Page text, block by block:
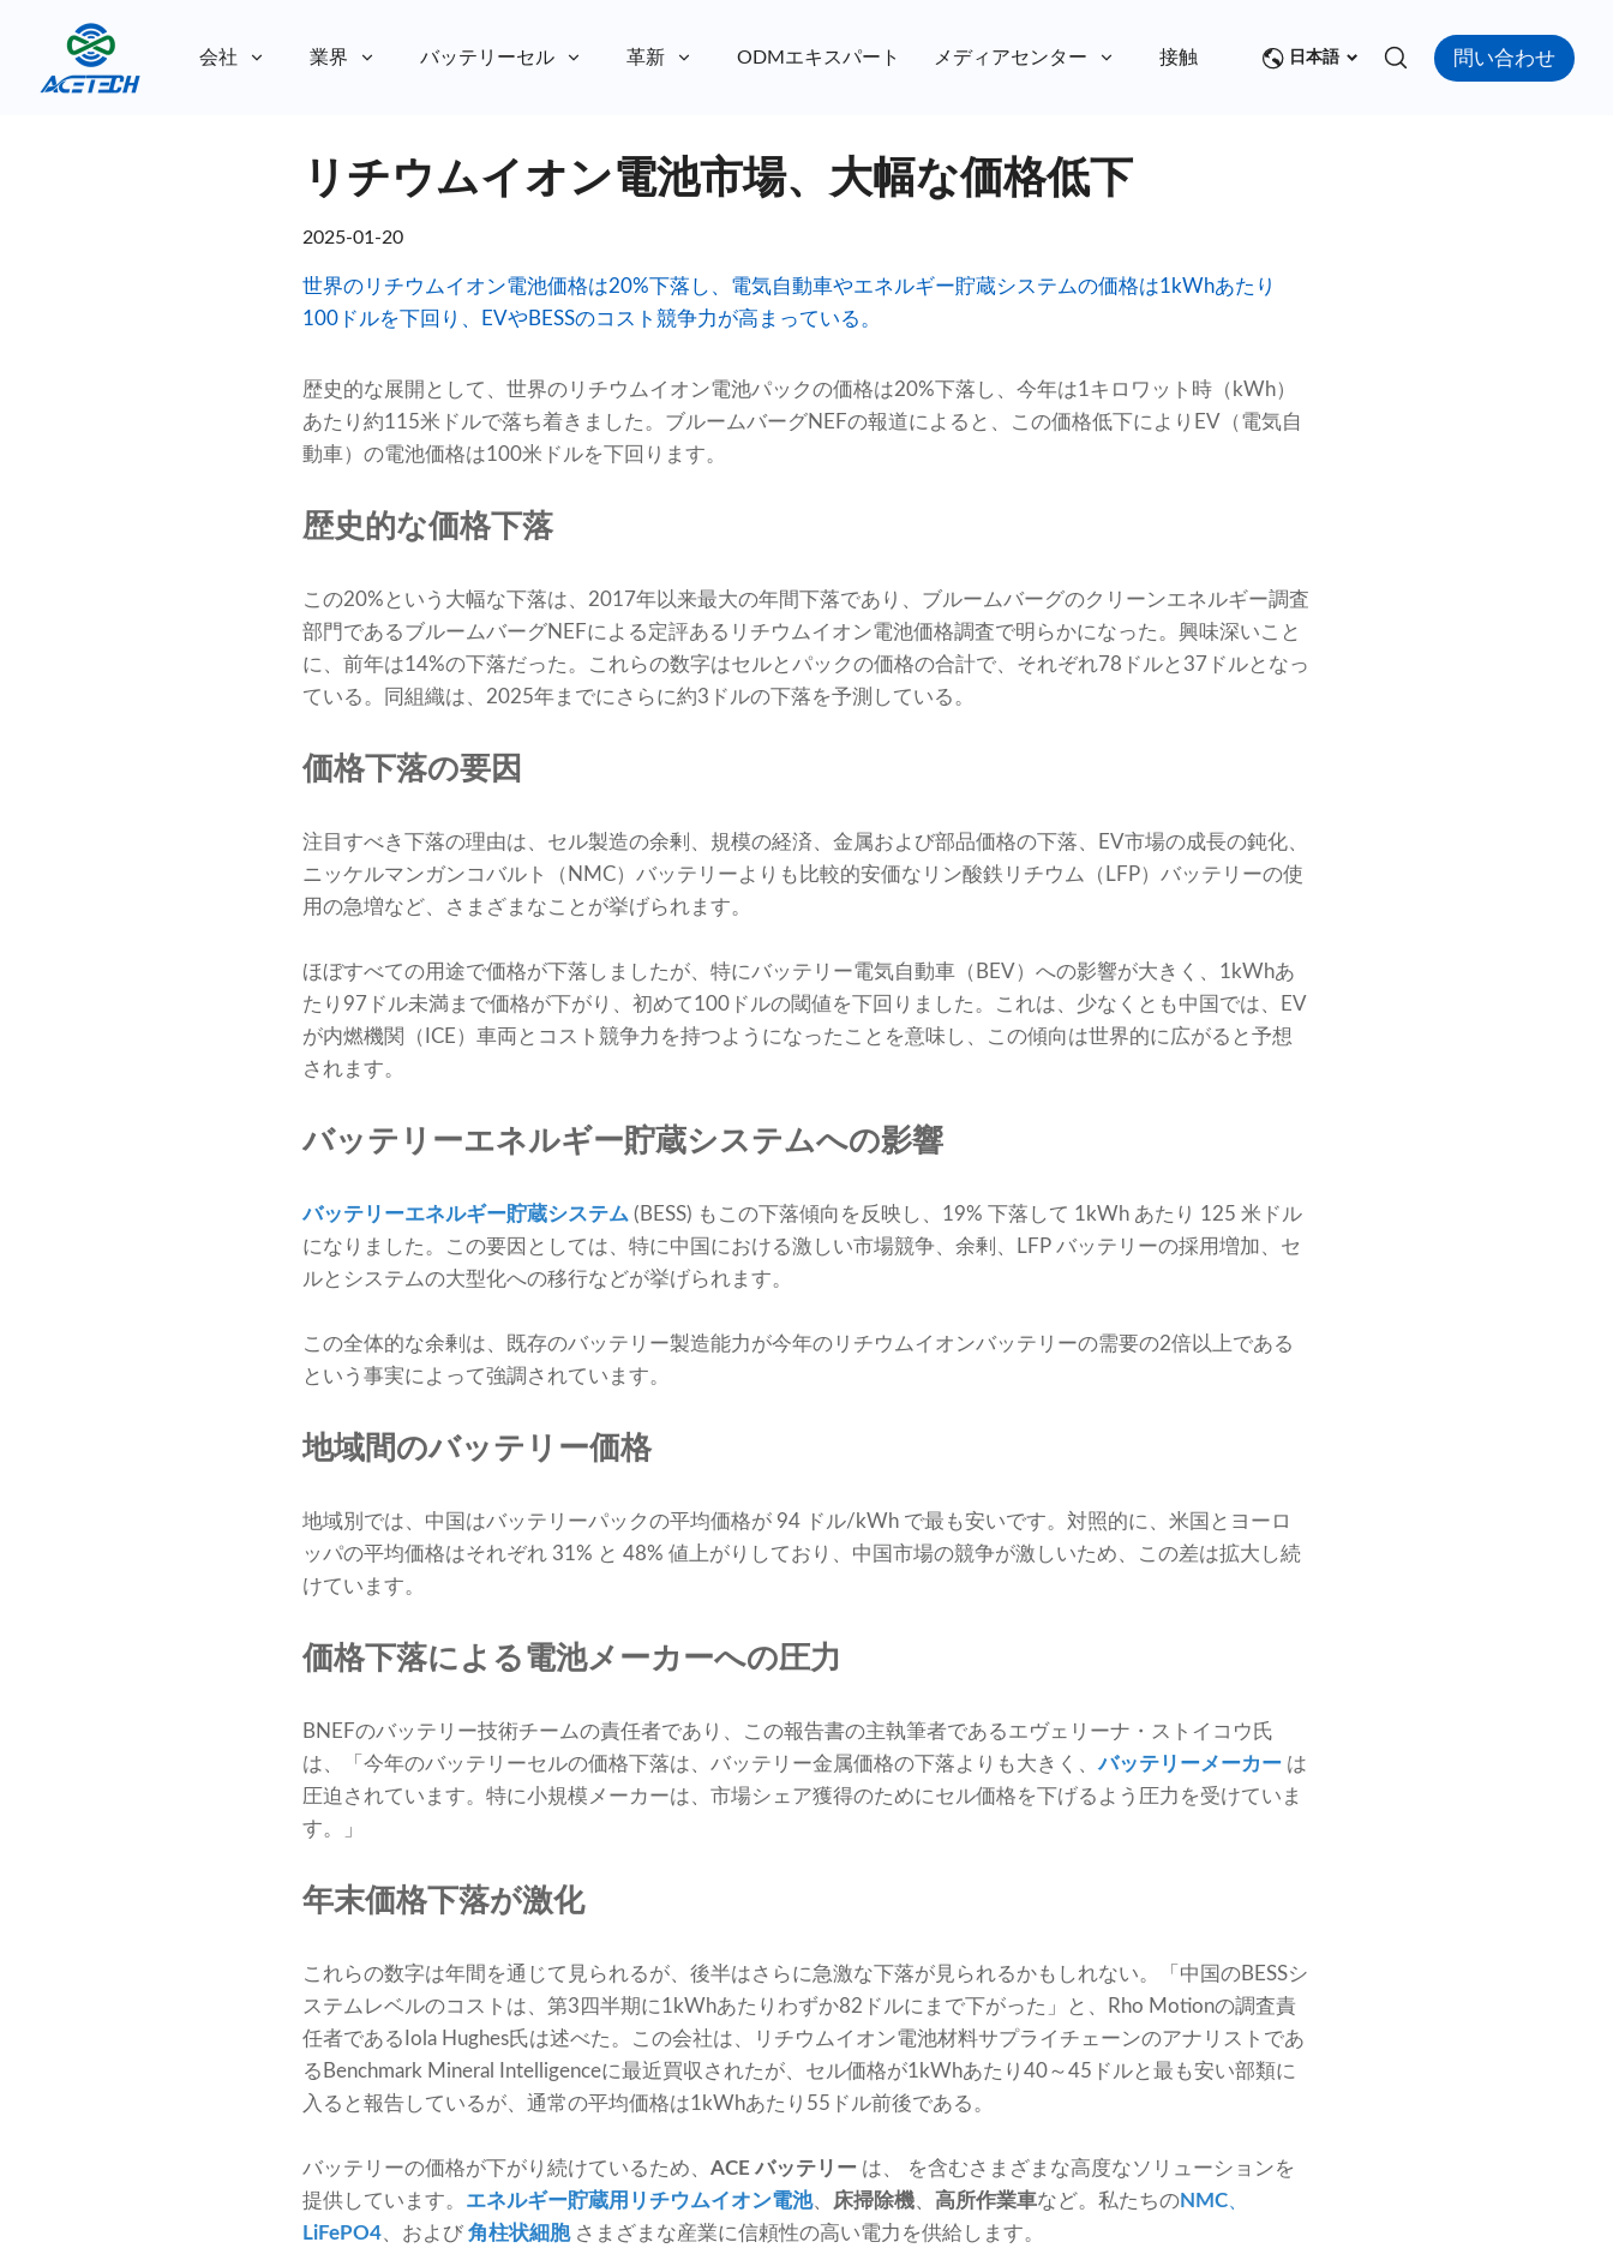
会社 業界 バッテリーセル 革新 ODMエキスパート メディアセンター 接触 日本語 問い合わせ
リチウムイオン電池市場、大幅な価格低下
2025-01-20
世界のリチウムイオン電池価格は20%下落し、電気自動車やエネルギー貯蔵システムの価格は1kWhあたり
100ドルを下回り、EVやBESSのコスト競争力が高まっている。
歴史的な展開として、世界のリチウムイオン電池パックの価格は20%下落し、今年は1キロワット時（kWh）
あたり約115米ドルで落ち着きました。ブルームバーグNEFの報道によると、この価格低下によりEV（電気自
動車）の電池価格は100米ドルを下回ります。
歴史的な価格下落
この20%という大幅な下落は、2017年以来最大の年間下落であり、ブルームバーグのクリーンエネルギー調査
部門であるブルームバーグNEFによる定評あるリチウムイオン電池価格調査で明らかになった。興味深いこと
に、前年は14%の下落だった。これらの数字はセルとパックの価格の合計で、それぞれ78ドルと37ドルとなっ
ている。同組織は、2025年までにさらに約3ドルの下落を予測している。
価格下落の要因
注目すべき下落の理由は、セル製造の余剰、規模の経済、金属および部品価格の下落、EV市場の成長の鈍化、
ニッケルマンガンコバルト（NMC）バッテリーよりも比較的安価なリン酸鉄リチウム（LFP）バッテリーの使
用の急増など、さまざまなことが挙げられます。
ほぼすべての用途で価格が下落しましたが、特にバッテリー電気自動車（BEV）への影響が大きく、1kWhあ
たり97ドル未満まで価格が下がり、初めて100ドルの閾値を下回りました。これは、少なくとも中国では、EV
が内燃機関（ICE）車両とコスト競争力を持つようになったことを意味し、この傾向は世界的に広がると予想
されます。
バッテリーエネルギー貯蔵システムへの影響
バッテリーエネルギー貯蔵システム (BESS) もこの下落傾向を反映し、19% 下落して 1kWh あたり 125 米ドル
になりました。この要因としては、特に中国における激しい市場競争、余剰、LFP バッテリーの採用増加、セ
ルとシステムの大型化への移行などが挙げられます。
この全体的な余剰は、既存のバッテリー製造能力が今年のリチウムイオンバッテリーの需要の2倍以上である
という事実によって強調されています。
地域間のバッテリー価格
地域別では、中国はバッテリーパックの平均価格が 94 ドル/kWh で最も安いです。対照的に、米国とヨーロ
ッパの平均価格はそれぞれ 31% と 48% 値上がりしており、中国市場の競争が激しいため、この差は拡大し続
けています。
価格下落による電池メーカーへの圧力
BNEFのバッテリー技術チームの責任者であり、この報告書の主執筆者であるエヴェリーナ・ストイコウ氏
は、「今年のバッテリーセルの価格下落は、バッテリー金属価格の下落よりも大きく、バッテリーメーカー は
圧迫されています。特に小規模メーカーは、市場シェア獲得のためにセル価格を下げるよう圧力を受けていま
す。」
年末価格下落が激化
これらの数字は年間を通じて見られるが、後半はさらに急激な下落が見られるかもしれない。「中国のBESSシ
ステムレベルのコストは、第3四半期に1kWhあたりわずか82ドルにまで下がった」と、Rho Motionの調査責
任者であるIola Hughes氏は述べた。この会社は、リチウムイオン電池材料サプライチェーンのアナリストであ
るBenchmark Mineral Intelligenceに最近買収されたが、セル価格が1kWhあたり40～45ドルと最も安い部類に
入ると報告しているが、通常の平均価格は1kWhあたり55ドル前後である。
バッテリーの価格が下がり続けているため、 ACE バッテリー は、 を含むさまざまな高度なソリューションを
提供しています。 エネルギー貯蔵用リチウムイオン電池、 床掃除機 高所作業車など。私たちのNMC、
LiFePO4 、および 角柱状細胞さまざまな産業に信頼性の高い電力を供給します。